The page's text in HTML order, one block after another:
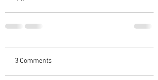
3 Comments